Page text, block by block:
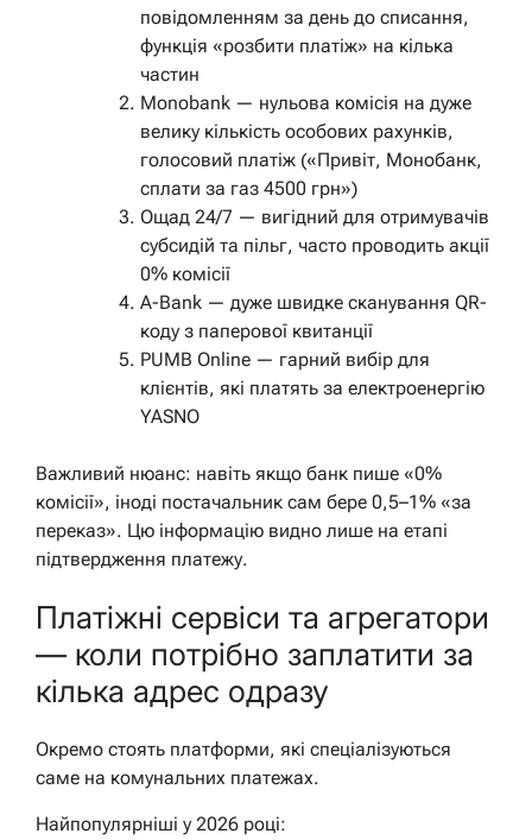
повідомленням за день до списання,
функція «розбити платіж» на кілька
частин
Мonobank — нульова комісія на дуже
велику кількість особових рахунків,
голосовий платіж («Привіт, Монобанк,
сплати за газ 4500 грн»)
Ощад 24/7 — вигідний для отримувачів
субсидій та пільг, часто проводить акції
0% комісії
A-Bank — дуже швидке сканування QR-
коду з паперової квитанції
PUMB Online — гарний вибір для
клієнтів, які платять за електроенергію
YASNO
Важливий нюанс: навіть якщо банк пише «0%
комісії», іноді постачальник сам бере 0,5–1% «за
переказ». Цю інформацію видно лише на етапі
підтвердження платежу.
Платіжні сервіси та агрегатори
— коли потрібно заплатити за
кілька адрес одразу
Окремо стоять платформи, які спеціалізуються
саме на комунальних платежах.
Найпопулярніші у 2026 році: